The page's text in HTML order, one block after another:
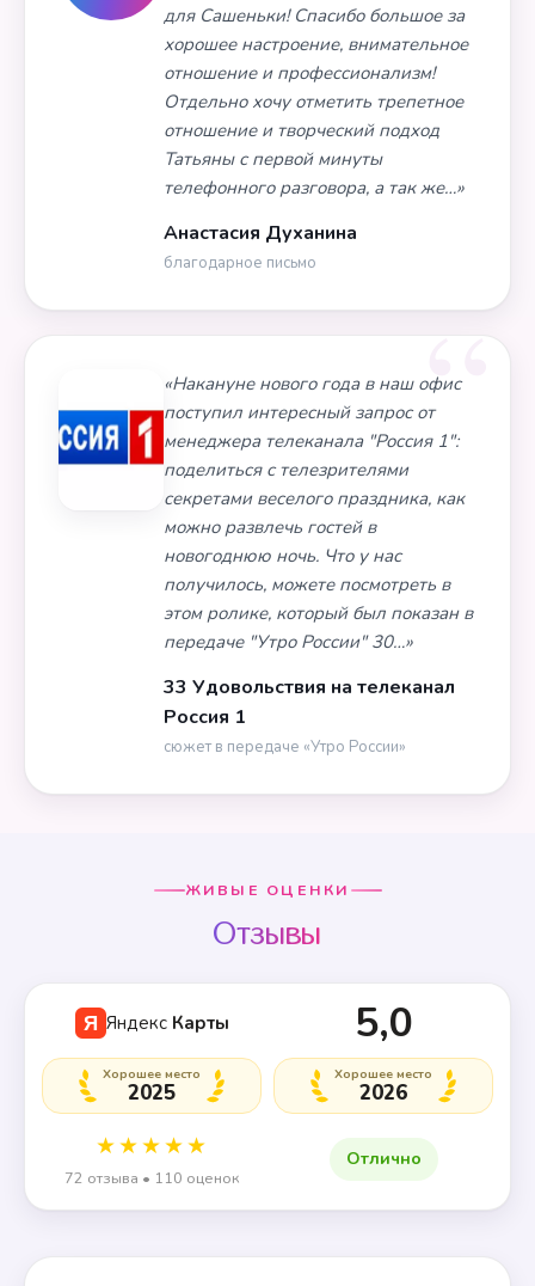
для Сашеньки! Спасибо большое за
хорошее настроение, внимательное
отношение и профессионализм!
Отдельно хочу отметить трепетное
отношение и творческий подход
Татьяны с первой минуты
телефонного разговора, а так же…»
Анастасия Духанина
благодарное письмо
«Накануне нового года в наш офис
поступил интересный запрос от
менеджера телеканала "Россия 1":
поделиться с телезрителями
секретами веселого праздника, как
можно развлечь гостей в
новогоднюю ночь. Что у нас
получилось, можете посмотреть в
этом ролике, который был показан в
передаче "Утро России" 30…»
33 Удовольствия на телеканал
Россия 1
сюжет в передаче «Утро России»
ЖИВЫЕ ОЦЕНКИ
Отзывы
Я Яндекс Карты 5,0
★★★★★
72 отзыва • 110 оценок
Хорошее место
2025
Хорошее место
2026
Отлично